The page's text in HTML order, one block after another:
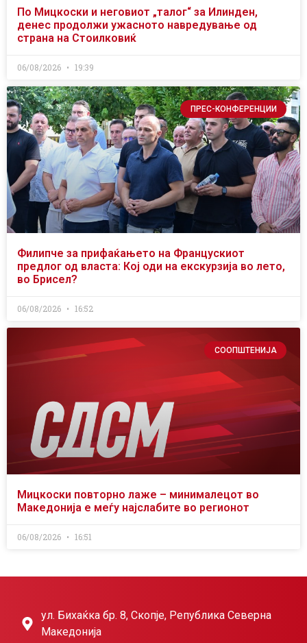
По Мицкоски и неговиот „талог“ за Илинден,
денес продолжи ужасното навредување од
страна на Стоилковиќ
06/08/2026 19:39
ПРЕС-КОНФЕРЕНЦИИ
Филипче за прифаќањето на Францускиот
предлог од власта: Кој оди на екскурзија во лето,
во Брисел?
06/08/2026 16:52
СООПШТЕНИЈА
Мицкоски повторно лаже – минималецот во
Македонија е меѓу најслабите во регионот
06/08/2026 16:51
ул. Бихаќка бр. 8, Скопје, Република Северна
Македонија